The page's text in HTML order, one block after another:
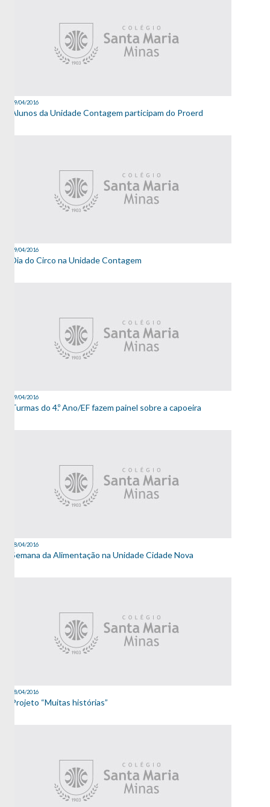
19/04/2016
Alunos da Unidade Contagem participam do Proerd
19/04/2016
Dia do Circo na Unidade Contagem
19/04/2016
Turmas do 4.º Ano/EF fazem painel sobre a capoeira
18/04/2016
Semana da Alimentação na Unidade Cidade Nova
18/04/2016
Projeto “Muitas histórias”